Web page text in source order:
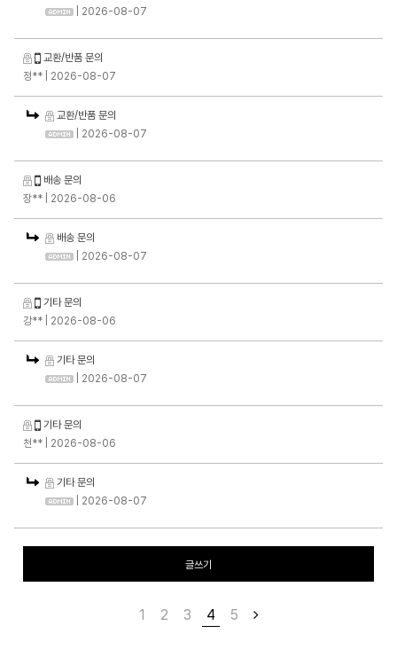
| 2026-08-07
교환/반품 문의
정**
| 2026-08-07
교환/반품 문의
| 2026-08-07
배송 문의
장**
| 2026-08-06
배송 문의
| 2026-08-07
기타 문의
강**
| 2026-08-06
기타 문의
| 2026-08-07
기타 문의
천**
| 2026-08-06
기타 문의
| 2026-08-07
글쓰기
1 2 3 4 5